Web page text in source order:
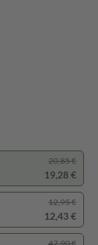
20,85 €
19,28 €
12,95 €
12,43 €